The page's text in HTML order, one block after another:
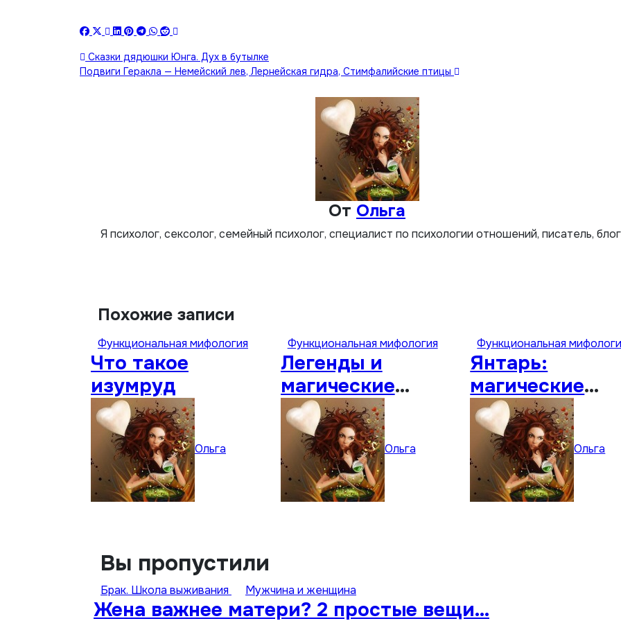
Навигация
Сказки дядюшки Юнга. Дух в бутылке
Подвиги Геракла — Немейский лев, Лернейская гидра, Стимфалийские птицы
От Ольга
Я психолог, сексолог, семейный психолог, специалист по психологии отношений, писатель,
Похожие записи
Функциональная мифология
Что такое
изумруд
Ольга
Функциональная мифология
Легенды и
магические
свойства
граната
Ольга
Функциональная
Янтарь:
магические
свойства
Ольга
Вы пропустили
Брак. Школа выживания Мужчина и женщина
Жена важнее матери? 2 простые вещи…